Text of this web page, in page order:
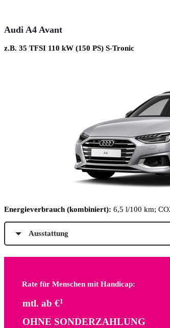
Audi A4 Avant
z.B. 35 TFSI 110 kW (150 PS) S-Tronic
Energieverbrauch (kombiniert): 6,5 l/100 km;
Ausstattung
Rate für Menschen mit Handicap:
mtl. ab €1
OHNE SONDERZAHLUNG